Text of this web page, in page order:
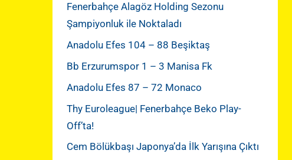
Fenerbahçe Alagöz Holding Sezonu
Şampiyonluk ile Noktaladı
Anadolu Efes 104 – 88 Beşiktaş
Bb Erzurumspor 1 – 3 Manisa Fk
Anadolu Efes 87 – 72 Monaco
Thy Euroleague| Fenerbahçe Beko Play-
Off’ta!
Cem Bölükbaşı Japonya’da İlk Yarışına Çıktı